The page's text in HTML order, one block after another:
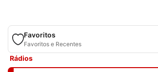
Favoritos
Favoritos e Recentes
Rádios